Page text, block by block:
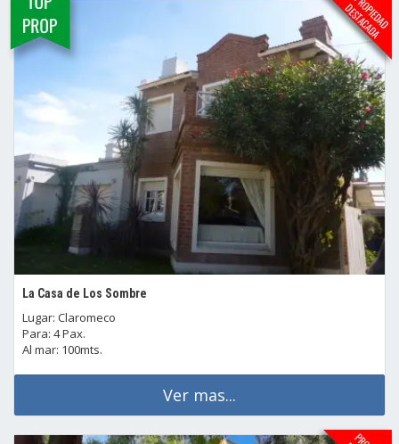
La Casa de Los Sombre
Lugar: Claromeco
Para: 4 Pax.
Al mar: 100mts.
Ver mas...